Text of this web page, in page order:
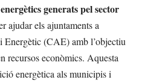
generats pel sector
ajudar els ajuntaments a
Energètic (CAE) amb l’objectiu
recursos econòmics. Aquesta
energètica als municipis i